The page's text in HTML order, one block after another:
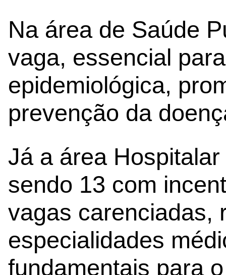
Na área de Saúde
vaga, essencial
epidemiológica,
prevenção da
Já a área
sendo 13 com
vagas carenciadas,
especialidades
fundamentais para